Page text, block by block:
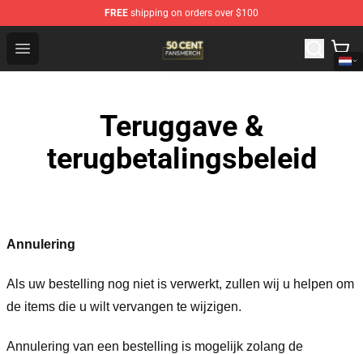
FREE shipping on orders over $100
Open menu
50 Cent Shop - Official 50 Cent Merchandise Store
Teruggave &
terugbetalingsbeleid
Annulering
Als uw bestelling nog niet is verwerkt, zullen wij u helpen om
de items die u wilt vervangen te wijzigen.
Annulering van een bestelling is mogelijk zolang de